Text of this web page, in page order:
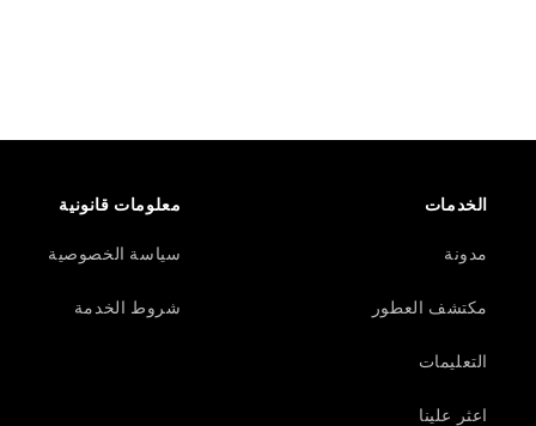
الخدمات
مدونة
مكتشف العطور
التعليمات
اعثر علينا
معلومات قانونية
سياسة الخصوصية
شروط الخدمة